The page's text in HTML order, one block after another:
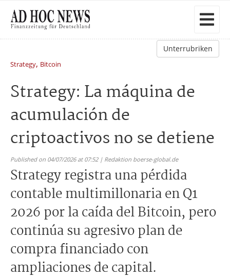
Unterrubriken
Strategy, Bitcoin
Strategy: La máquina de
acumulación de
criptoactivos no se detiene
Published on 04/07/2026 at 07:52 | Redaktion boerse-global.de
Strategy registra una pérdida
contable multimillonaria en Q1
2026 por la caída del Bitcoin, pero
continúa su agresivo plan de
compra financiado con
ampliaciones de capital.